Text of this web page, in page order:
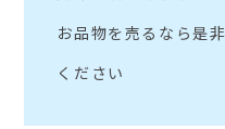
お品物を売るなら是
ください